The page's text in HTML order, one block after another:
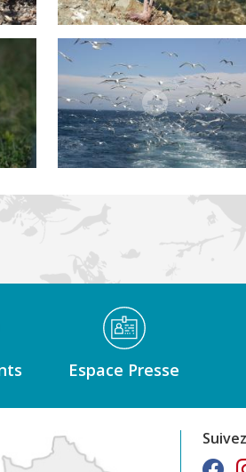
Espace Presse